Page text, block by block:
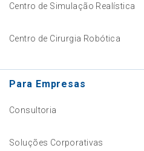
Centro de Simulação Realística
Centro de Cirurgia Robótica
Para Empresas
Consultoria
Soluções Corporativas